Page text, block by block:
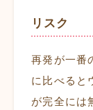
リスク
再発が一番
に比べると
が完全には